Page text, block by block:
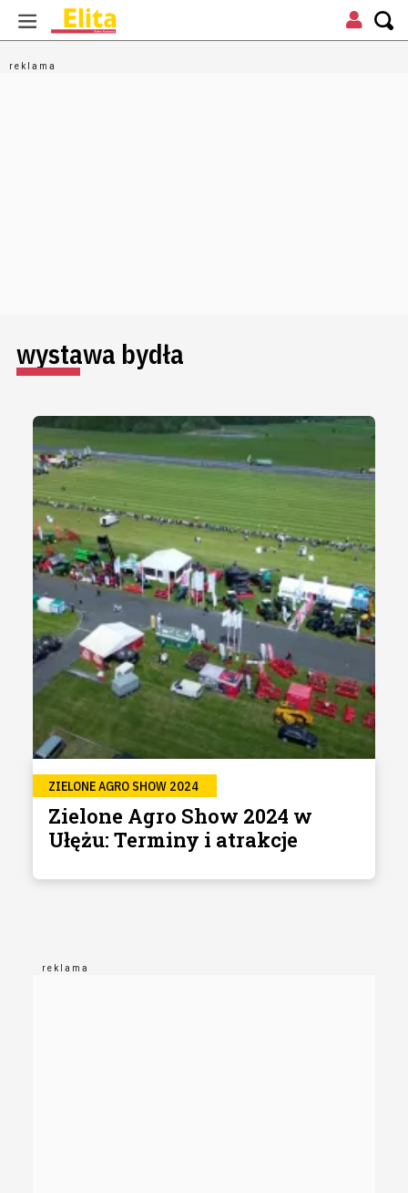
wystawa bydła
ZIELONE AGRO SHOW 2024
Zielone Agro Show 2024 w
Ułężu: Terminy i atrakcje